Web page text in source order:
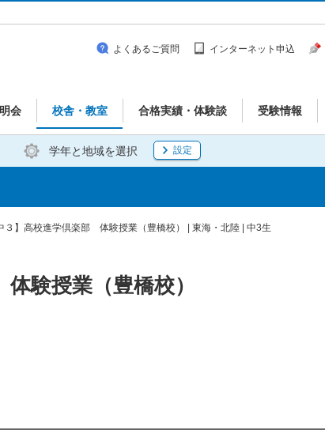
会 校舎・教室 合格実績・体験談 受験情報
よくあるご質問 インターネット申込
学年と地域を選択 設定
３】高校進学倶楽部 体験授業（豊橋校） | 東海・北陸 | 中3生
験授業（豊橋校）